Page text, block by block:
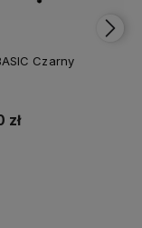
Czarny
zł